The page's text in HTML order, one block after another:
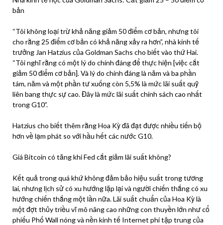
bản
“Tôi không loại trừ khả năng giảm 50 điểm cơ bản, nhưng tôi
cho rằng 25 điểm cơ bản có khả năng xảy ra hơn”, nhà kinh tế
trưởng Jan Hatzius của Goldman Sachs cho biết vào thứ Hai.
“Tôi nghĩ rằng có một lý do chính đáng để thực hiện [việc cắt
giảm 50 điểm cơ bản]. Và lý do chính đáng là năm và ba phần
tám, năm và một phần tư xuống còn 5,5% là mức lãi suất quỹ
liên bang thực sự cao. Đây là mức lãi suất chính sách cao nhất
trong G10”.
Hatzius cho biết thêm rằng Hoa Kỳ đã đạt được nhiều tiến bộ
hơn về lạm phát so với hầu hết các nước G10.
Giá Bitcoin có tăng khi Fed cắt giảm lãi suất không?
Kết quả trong quá khứ không đảm bảo hiệu suất trong tương
lai, nhưng lịch sử có xu hướng lặp lại và người chiến thắng có xu
hướng chiến thắng một lần nữa. Lãi suất chuẩn của Hoa Kỳ là
một đợt thủy triều vĩ mô nâng cao những con thuyền lớn như cổ
phiếu Phố Wall nóng và nền kinh tế Internet phi tập trung của